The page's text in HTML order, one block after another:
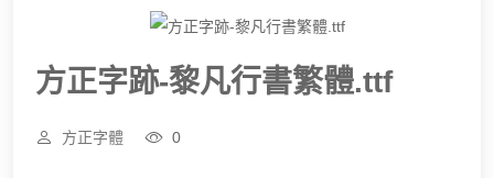
方正字跡-黎凡行書繁體.ttf
方正字體 0